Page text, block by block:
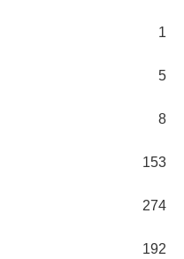
1
5
8
153
274
192